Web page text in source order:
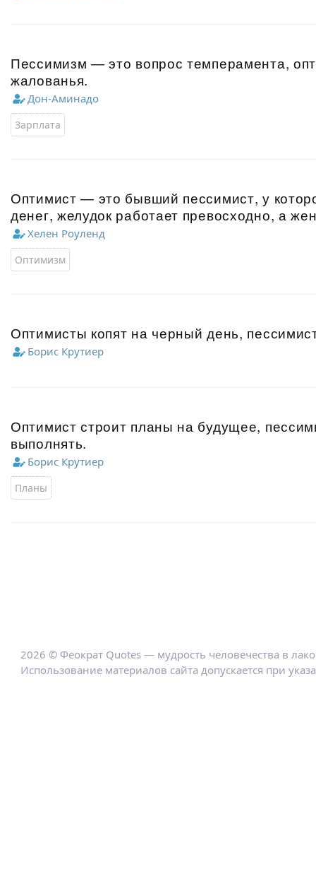
Пессимизм — это вопрос темперамента,
жалованья.
Дон-Аминадо
Зарплата
Оптимист — это бывший пессимист, у
денег, желудок работает превосходно, а
Хелен Роуленд
Оптимизм
Оптимисты копят на черный день,
Борис Крутиер
Оптимист строит планы на будущее,
выполнять.
Борис Крутиер
Планы
2026 © Феократ Quotes — мудрость человечества в
Использование материалов сайта допускается при